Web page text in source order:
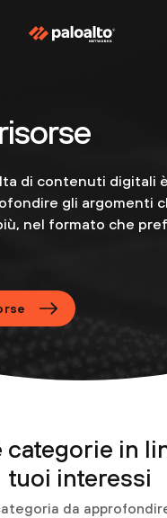
di contenuti digitali
gli argomenti
nel formato che
categorie in
tuoi interessi
da